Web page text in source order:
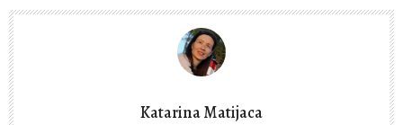
Katarina Matijaca